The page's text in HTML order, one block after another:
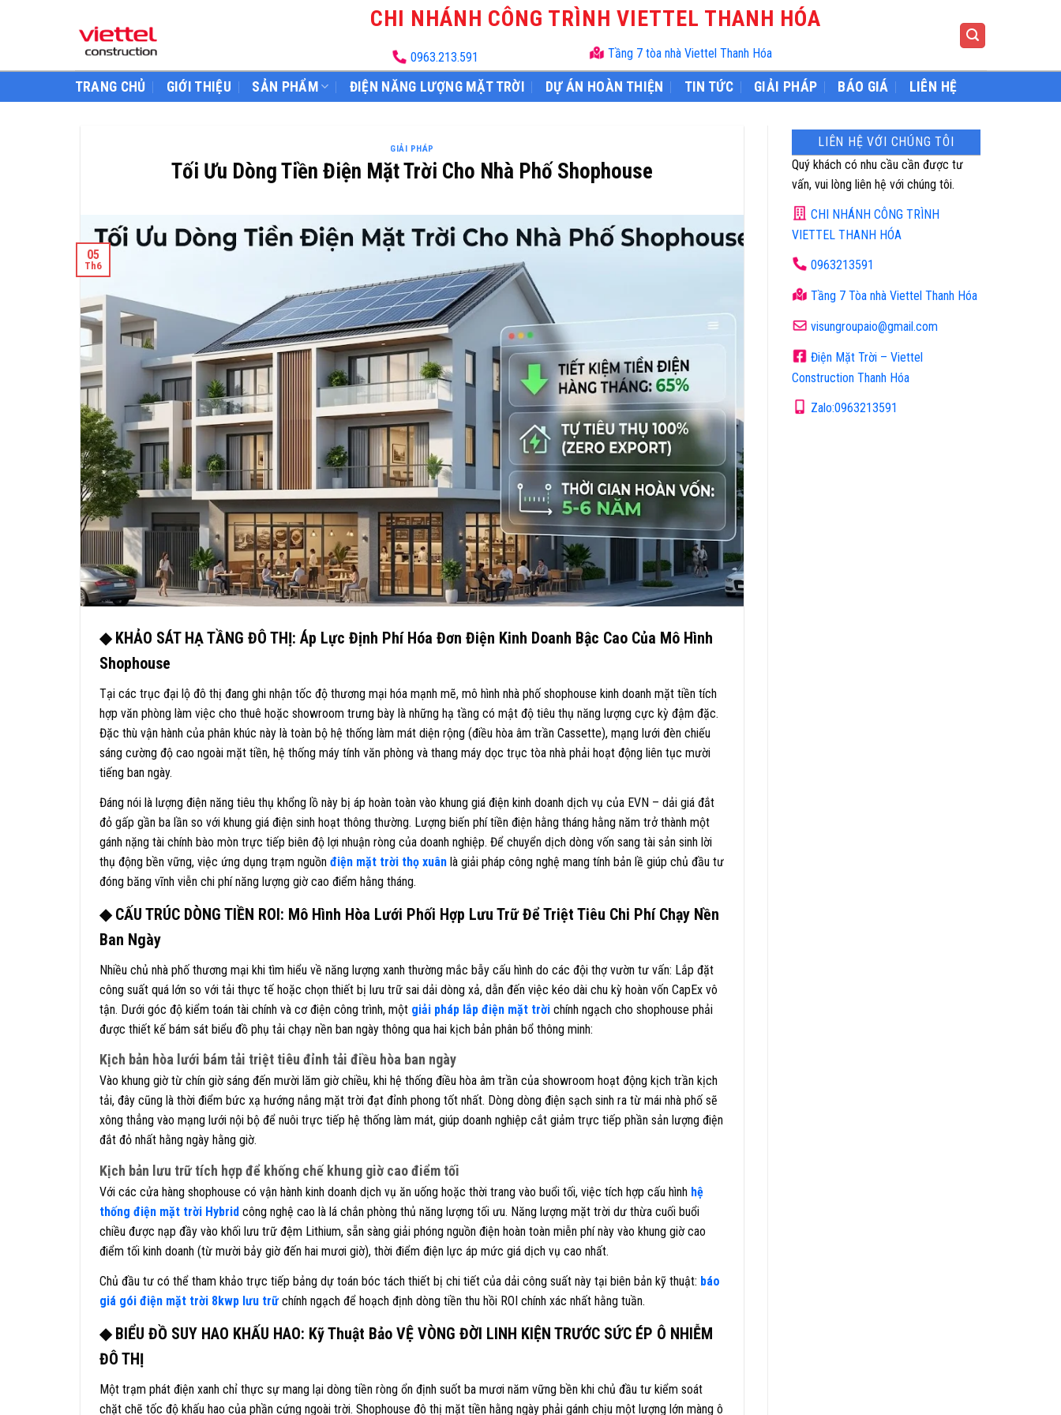
CHI NHÁNH CÔNG TRÌNH VIETTEL THANH HÓA
0963.213.591 Tầng 7 tòa nhà Viettel Thanh Hóa
TRANG CHỦ GIỚI THIỆU SẢN PHẨM ĐIỆN NĂNG LƯỢNG MẶT TRỜI DỰ ÁN HOÀN THIỆN TIN TỨC GIẢI PHÁP BÁO GIÁ LIÊN HỆ
GIẢI PHÁP
Tối Ưu Dòng Tiền Điện Mặt Trời Cho Nhà Phố Shophouse
05
Th6
◆ KHẢO SÁT HẠ TẦNG ĐÔ THỊ: Áp Lực Định Phí Hóa Đơn Điện Kinh Doanh Bậc Cao Của Mô Hình
Shophouse
Tại các trục đại lộ đô thị đang ghi nhận tốc độ thương mại hóa mạnh mẽ, mô hình nhà phố shophouse kinh doanh mặt tiền tích
hợp văn phòng làm việc cho thuê hoặc showroom trưng bày là những hạ tầng có mật độ tiêu thụ năng lượng cực kỳ đậm đặc.
Đặc thù vận hành của phân khúc này là toàn bộ hệ thống làm mát diện rộng (điều hòa âm trần Cassette), mạng lưới đèn chiếu
sáng cường độ cao ngoài mặt tiền, hệ thống máy tính văn phòng và thang máy dọc trục tòa nhà phải hoạt động liên tục mười
tiếng ban ngày.
Đáng nói là lượng điện năng tiêu thụ khổng lồ này bị áp hoàn toàn vào khung giá điện kinh doanh dịch vụ của EVN – dải giá đắt
đỏ gấp gần ba lần so với khung giá điện sinh hoạt thông thường. Lượng biến phí tiền điện hằng tháng hằng năm trở thành một
gánh nặng tài chính bào mòn trực tiếp biên độ lợi nhuận ròng của doanh nghiệp. Để chuyển dịch dòng vốn sang tài sản sinh lời
thụ động bền vững, việc ứng dụng trạm nguồn điện mặt trời thọ xuân là giải pháp công nghệ mang tính bản lề giúp chủ đầu tư
đóng băng vĩnh viễn chi phí năng lượng giờ cao điểm hằng tháng.
◆ CẤU TRÚC DÒNG TIỀN ROI: Mô Hình Hòa Lưới Phối Hợp Lưu Trữ Để Triệt Tiêu Chi Phí Chạy Nền
Ban Ngày
Nhiều chủ nhà phố thương mại khi tìm hiểu về năng lượng xanh thường mắc bẫy cấu hình do các đội thợ vườn tư vấn: Lắp đặt
công suất quá lớn so với tải thực tế hoặc chọn thiết bị lưu trữ sai dải dòng xả, dẫn đến việc kéo dài chu kỳ hoàn vốn CapEx vô
tận. Dưới góc độ kiểm toán tài chính và cơ điện công trình, một giải pháp lắp điện mặt trời chính ngạch cho shophouse phải
được thiết kế bám sát biểu đồ phụ tải chạy nền ban ngày thông qua hai kịch bản phân bổ thông minh:
Kịch bản hòa lưới bám tải triệt tiêu đỉnh tải điều hòa ban ngày
Vào khung giờ từ chín giờ sáng đến mười lăm giờ chiều, khi hệ thống điều hòa âm trần của showroom hoạt động kịch trần kịch
tải, đây cũng là thời điểm bức xạ hướng nắng mặt trời đạt đỉnh phong tốt nhất. Dòng dòng điện sạch sinh ra từ mái nhà phố sẽ
xông thẳng vào mạng lưới nội bộ để nuôi trực tiếp hệ thống làm mát, giúp doanh nghiệp cắt giảm trực tiếp phần sản lượng điện
đắt đỏ nhất hằng ngày hằng giờ.
Kịch bản lưu trữ tích hợp để khống chế khung giờ cao điểm tối
Với các cửa hàng shophouse có vận hành kinh doanh dịch vụ ăn uống hoặc thời trang vào buổi tối, việc tích hợp cấu hình hệ
thống điện mặt trời Hybrid công nghệ cao là lá chắn phòng thủ năng lượng tối ưu. Năng lượng mặt trời dư thừa cuối buổi
chiều được nạp đầy vào khối lưu trữ đệm Lithium, sẵn sàng giải phóng nguồn điện hoàn toàn miễn phí này vào khung giờ cao
điểm tối kinh doanh (từ mười bảy giờ đến hai mươi giờ), thời điểm điện lực áp mức giá dịch vụ cao nhất.
Chủ đầu tư có thể tham khảo trực tiếp bảng dự toán bóc tách thiết bị chi tiết của dải công suất này tại biên bản kỹ thuật: báo
giá gói điện mặt trời 8kwp lưu trữ chính ngạch để hoạch định dòng tiền thu hồi ROI chính xác nhất hằng tuần.
◆ BIỂU ĐỒ SUY HAO KHẤU HAO: Kỹ Thuật Bảo VỆ VÒNG ĐỜI LINH KIỆN TRƯỚC SỨC ÉP Ô NHIỄM
ĐÔ THỊ
Một trạm phát điện xanh chỉ thực sự mang lại dòng tiền ròng ổn định suốt ba mươi năm vững bền khi chủ đầu tư kiểm soát
chặt chẽ tốc độ khấu hao của phần cứng ngoài trời. Shophouse đô thị mặt tiền hằng ngày phải gánh chịu một lượng lớn màng ô
LIÊN HỆ VỚI CHÚNG TÔI
Quý khách có nhu cầu cần được tư
vấn, vui lòng liên hệ với chúng tôi.
CHI NHÁNH CÔNG TRÌNH
VIETTEL THANH HÓA
0963213591
Tầng 7 Tòa nhà Viettel Thanh Hóa
visungroupaio@gmail.com
Điện Mặt Trời – Viettel
Construction Thanh Hóa
Zalo:0963213591